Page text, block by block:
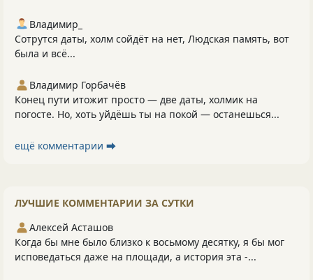
Владимир_
Сотрутся даты, холм сойдёт на нет, Людская память, вот
была и всё...
Владимир Горбачёв
Конец пути итожит просто — две даты, холмик на
погосте. Но, хоть уйдёшь ты на покой — останешься...
ещё комментарии ⮕
ЛУЧШИЕ КОММЕНТАРИИ ЗА СУТКИ
Алексей Асташов
Когда бы мне было близко к восьмому десятку, я бы мог
исповедаться даже на площади, а история эта -...